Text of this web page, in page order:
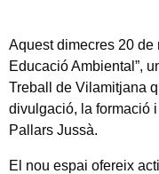
Aquest dimecres 20 de
Educació Ambiental”,
Treball de Vilamitjana
divulgació, la formació
Pallars Jussà.
El nou espai ofereix